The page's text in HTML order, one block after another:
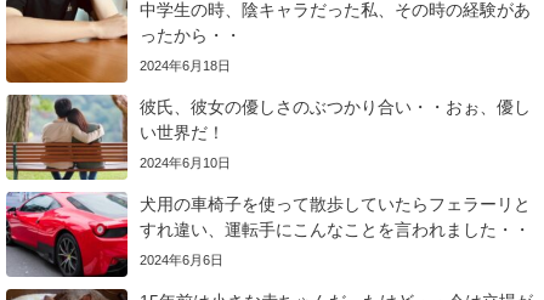
中学生の時、陰キャラだった私、その時の経験があ
ったから・・
2024年6月18日
彼氏、彼女の優しさのぶつかり合い・・おぉ、優し
い世界だ！
2024年6月10日
犬用の車椅子を使って散歩していたらフェラーリと
すれ違い、運転手にこんなことを言われました・・
2024年6月6日